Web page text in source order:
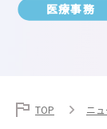
医療事務
TOP ニュ